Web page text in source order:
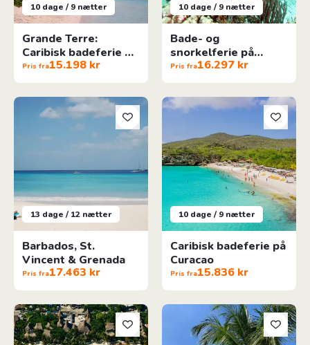
10 dage / 9 nætter
Grande Terre:
Caribisk badeferie på
Guadeloupe
Pris fra15.198 kr
10 dage / 9 nætter
Bade- og
snorkelferie på
Bonaire
Pris fra16.297 kr
13 dage / 12 nætter
Barbados, St.
Vincent & Grenada
Pris fra17.463 kr
Barbados, St. Vincent & Grenada
10 dage / 9 nætter
Caribisk badeferie på
Curacao
Pris fra15.836 kr
Caribisk badeferie på Curacao
Barfodsluksus i Belize Strandferie På Tropiske